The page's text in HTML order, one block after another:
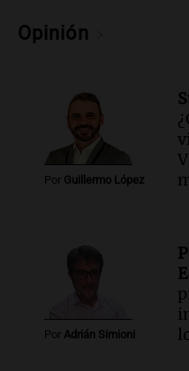
Opinión
Por Guillermo López
Por Adrián Simioni